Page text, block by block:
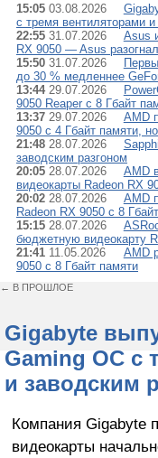
15:05 03.08.2026
с тремя вентиляторами
22:55 31.07.2026
Asus
RX 9050 — Asus
15:50 31.07.2026
до 30 % медленнее
13:4429.07.2026
9050 Reaper с 8 Гбайт
13:37 29.07.2026
AMD
9050 с 4 Гбайт памяти,
21:48 28.07.2026
заводским разгоном
20:05 28.07.2026
AMD
видеокарты Radeon RX
20:02 28.07.2026
AMD
Radeon RX 9050 с 8
15:15 28.07.2026
бюджетную видеокарту
21:41 11.05.2026
AMD
9050 с 8 Гбайт памяти
← В ПРОШЛОЕ
Gigabyte
Gaming OC с
и заводским
Компания Gigabyte
видеокарты